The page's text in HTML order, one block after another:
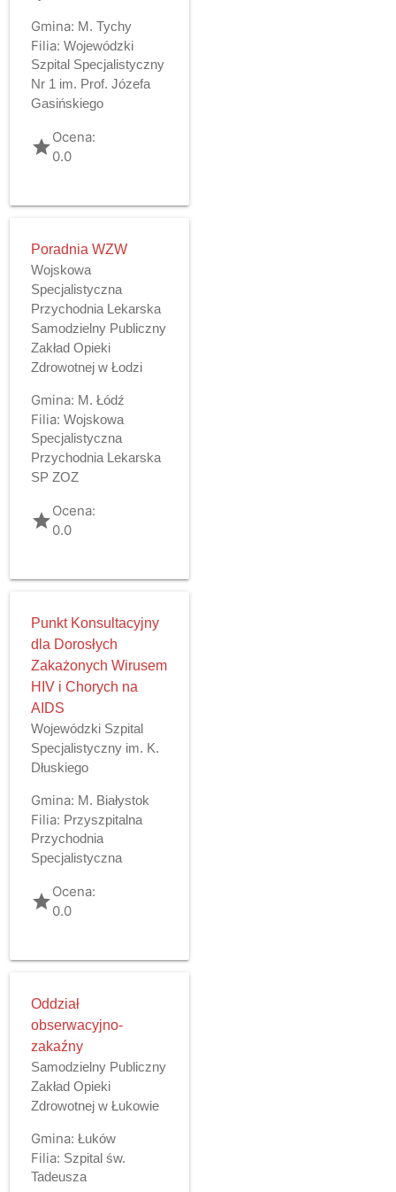
Gmina: M. Tychy
Filia: Wojewódzki
Szpital Specjalistyczny
Nr 1 im. Prof. Józefa
Gasińskiego
gradeOcena:
0.0
Poradnia WZW
Wojskowa
Specjalistyczna
Przychodnia Lekarska
Samodzielny Publiczny
Zakład Opieki
Zdrowotnej w Łodzi
Gmina: M. Łódź
Filia: Wojskowa
Specjalistyczna
Przychodnia Lekarska
SP ZOZ
gradeOcena:
0.0
Punkt Konsultacyjny
dla Dorosłych
Zakażonych Wirusem
HIV i Chorych na
AIDS
Wojewódzki Szpital
Specjalistyczny im. K.
Dłuskiego
Gmina: M. Białystok
Filia: Przyszpitalna
Przychodnia
Specjalistyczna
gradeOcena:
0.0
Oddział
obserwacyjno-
zakaźny
Samodzielny Publiczny
Zakład Opieki
Zdrowotnej w Łukowie
Gmina: Łuków
Filia: Szpital św.
Tadeusza